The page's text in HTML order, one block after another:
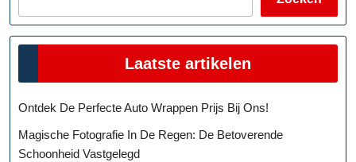
Laatste artikelen
Ontdek De Perfecte Auto Wrappen Prijs Bij Ons!
Magische Fotografie In De Regen: De Betoverende
Schoonheid Vastgelegd